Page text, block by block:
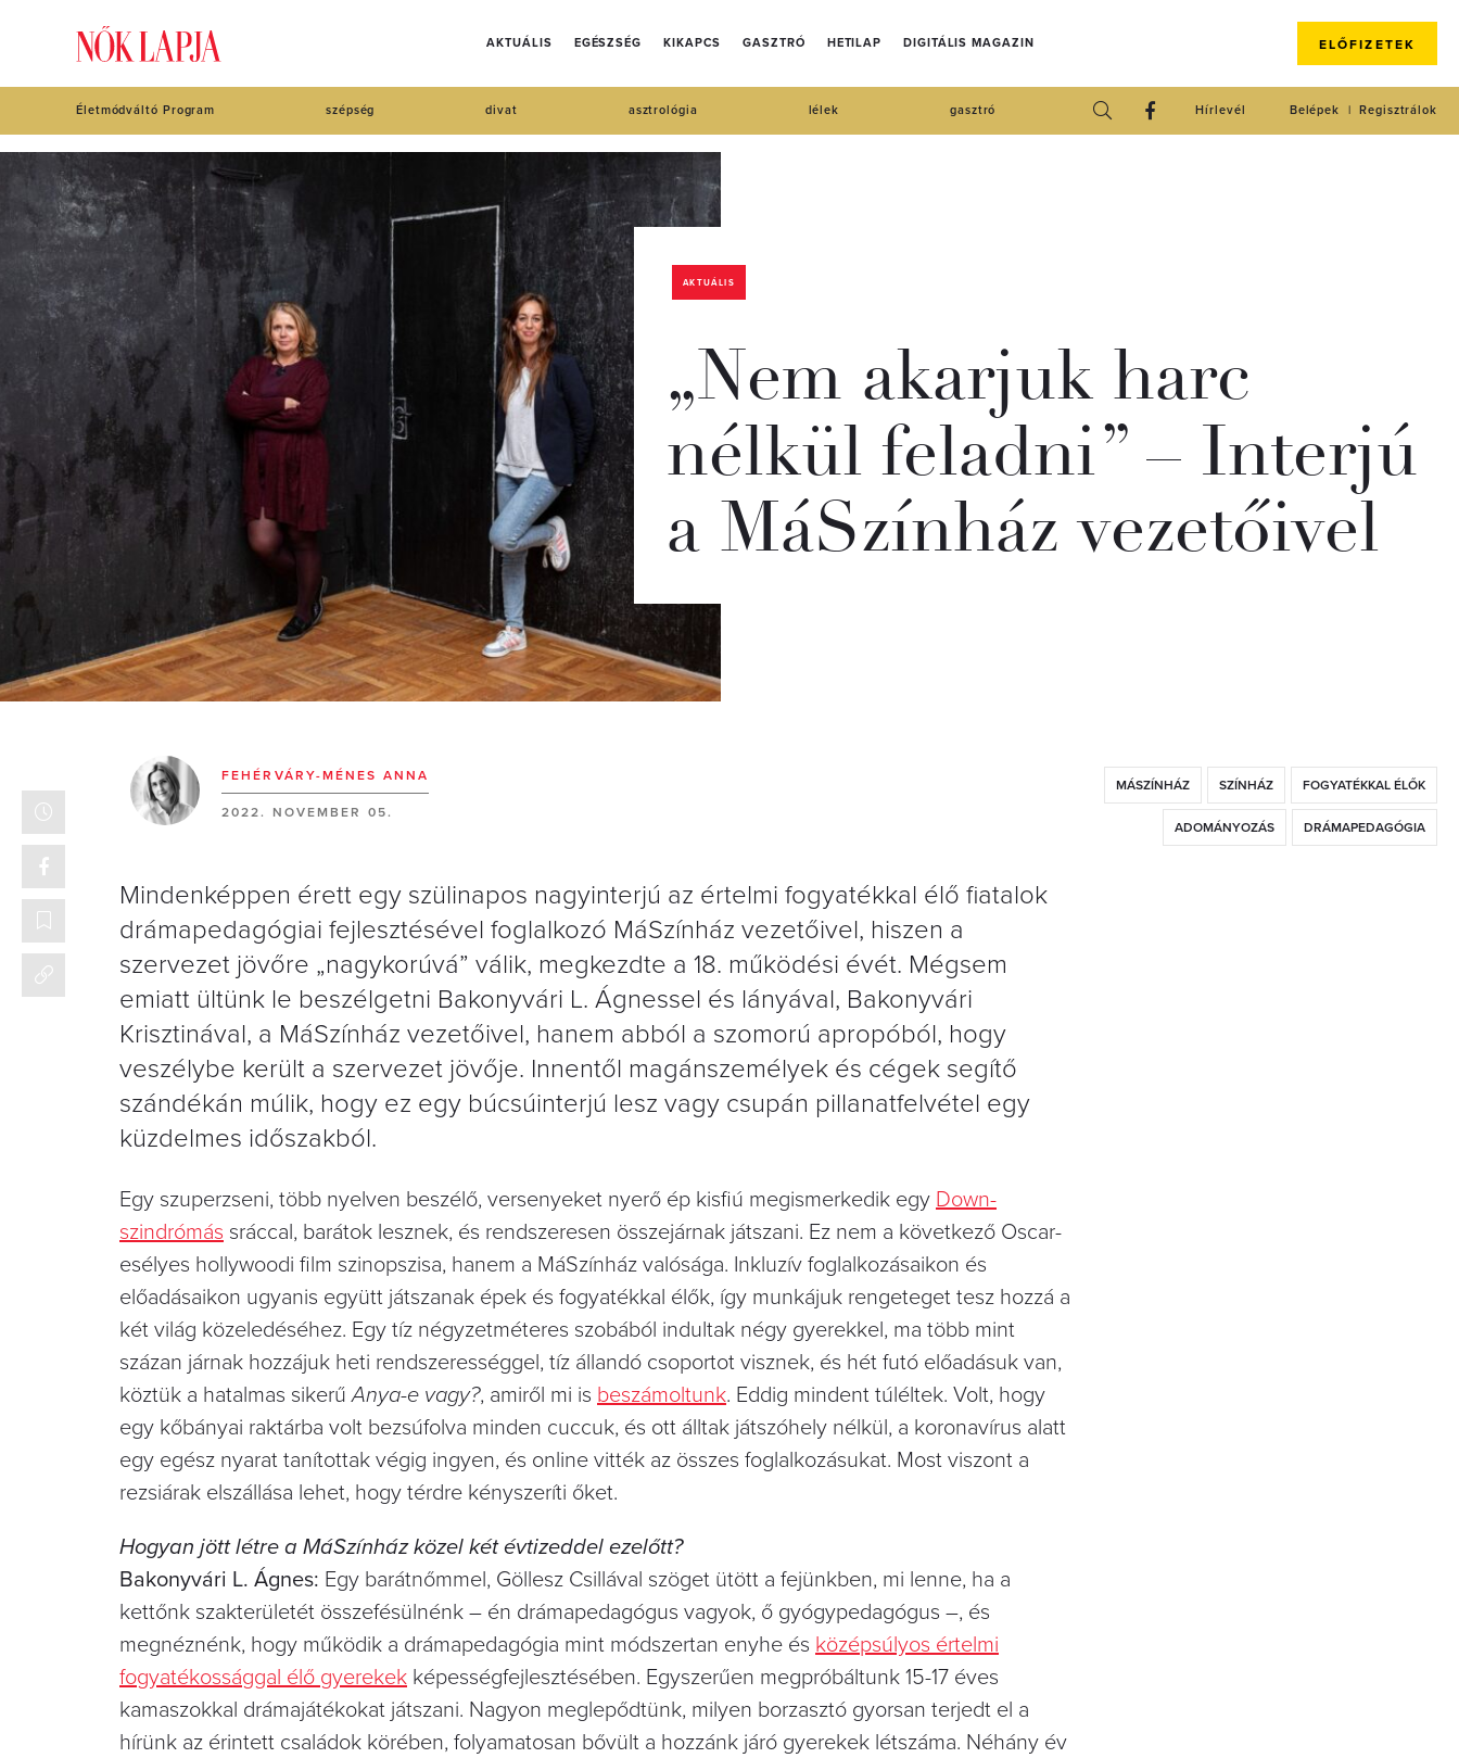
AKTUÁLIS EGÉSZSÉG KIKAPCS GASZTRÓ HETILAP DIGITÁLIS MAGAZIN ELŐFIZETEK
Életmódváltó Program szépség divat asztrológia lélek gasztró Regisztrálok
Belépek
Hírlevél
AKTUÁLIS
„Nem akarjuk harc
nélkül feladni” – Interjú
a MáSzínház vezetőivel
FEHÉRVÁRY-MÉNES ANNA
2022. NOVEMBER 05.
MÁSZÍNHÁZ SZÍNHÁZ FOGYATÉKKAL ÉLŐK
ADOMÁNYOZÁS DRÁMAPEDAGÓGIA
Mindenképpen érett egy szülinapos nagyinterjú az értelmi fogyatékkal élő fiatalok
drámapedagógiai fejlesztésével foglalkozó MáSzínház vezetőivel, hiszen a
szervezet jövőre „nagykorúvá” válik, megkezdte a 18. működési évét. Mégsem
emiatt ültünk le beszélgetni Bakonyvári L. Ágnessel és lányával, Bakonyvári
Krisztinával, a MáSzínház vezetőivel, hanem abból a szomorú apropóból, hogy
veszélybe került a szervezet jövője. Innentől magánszemélyek és cégek segítő
szándékán múlik, hogy ez egy búcsúinterjú lesz vagy csupán pillanatfelvétel egy
küzdelmes időszakból.
Egy szuperzseni, több nyelven beszélő, versenyeket nyerő ép kisfiú megismerkedik egy Down-
szindrómás sráccal, barátok lesznek, és rendszeresen összejárnak játszani. Ez nem a következő Oscar-
esélyes hollywoodi film szinopszisa, hanem a MáSzínház valósága. Inkluzív foglalkozásaikon és
előadásaikon ugyanis együtt játszanak épek és fogyatékkal élők, így munkájuk rengeteget tesz hozzá a
két világ közeledéséhez. Egy tíz négyzetméteres szobából indultak négy gyerekkel, ma több mint
százan járnak hozzájuk heti rendszerességgel, tíz állandó csoportot visznek, és hét futó előadásuk van,
köztük a hatalmas sikerűAnya-e vagy?, amiről mi is beszámoltunk. Eddig mindent túléltek. Volt, hogy
egy kőbányai raktárba volt bezsúfolva minden cuccuk, és ott álltak játszóhely nélkül, a koronavírus alatt
egy egész nyarat tanítottak végig ingyen, és online vitték az összes foglalkozásukat. Most viszont a
rezsiárak elszállása lehet, hogy térdre kényszeríti őket.
Hogyan jött létre a MáSzínház közel két évtizeddel ezelőtt?
Bakonyvári L. Ágnes: Egy barátnőmmel, Göllesz Csillával szöget ütött a fejünkben, mi lenne, ha a
kettőnk szakterületét összefésülnénk – én drámapedagógus vagyok, ő gyógypedagógus –, és
megnéznénk, hogy működik a drámapedagógia mint módszertan enyhe és középsúlyos értelmi
fogyatékossággal élő gyerekek képességfejlesztésében. Egyszerűen megpróbáltunk 15-17 éves
kamaszokkal drámajátékokat játszani. Nagyon meglepődtünk, milyen borzasztó gyorsan terjedt el a
hírünk az érintett családok körében, folyamatosan bővült a hozzánk járó gyerekek létszáma. Néhány év